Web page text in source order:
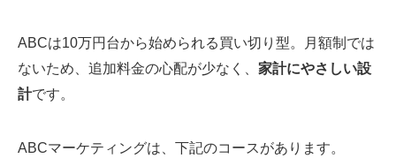
ABCは10万円台から始められる買い切り型。月額制では
ないため、追加料金の心配が少なく、 家計にやさしい設
計です。
ABCマーケティングは、下記のコースがあります。